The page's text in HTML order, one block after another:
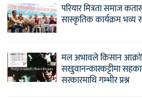
परियार मित्रता समाज
सास्कृतिक कार्यक्रम भव्य
मल अभावले किसान
सखुवानन्कारकट्टीमा
सरकारमाथि गम्भीर प्रश्न